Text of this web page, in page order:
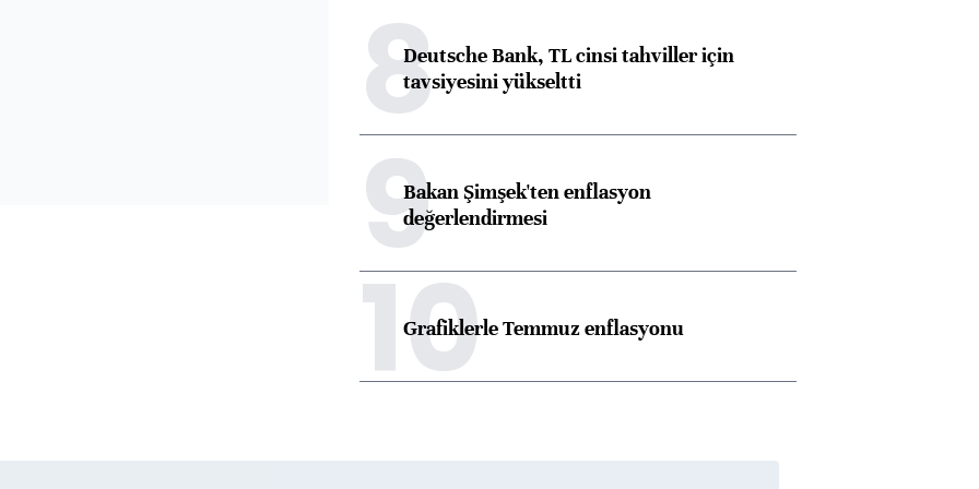
8Deutsche Bank, TL cinsi tahviller için
tavsiyesini yükseltti
9Bakan Şimşek'ten enflasyon
değerlendirmesi
10
Grafiklerle Temmuz enflasyonu